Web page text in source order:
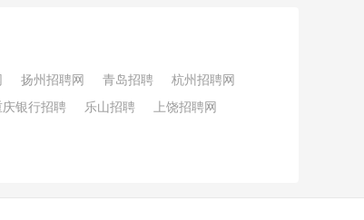
扬州招聘网 青岛招聘
杭州招聘网
庆银行招聘 乐山招聘 上饶招聘网